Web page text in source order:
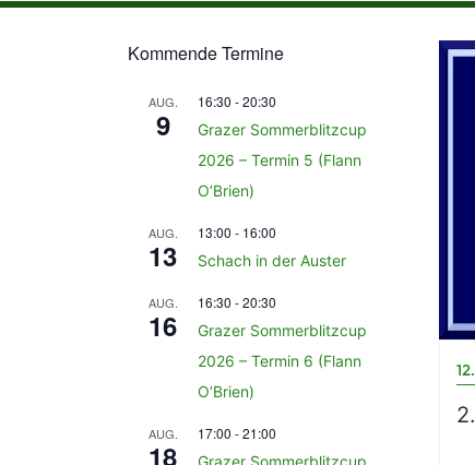
Kommende Termine
AUG.
9
16:30 -20:30
Grazer Sommerblitzcup
2026 – Termin 5 (Flann
O’Brien)
AUG.
13
13:00 - 16:00
Schach in der Auster
AUG.
16
16:30 -20:30
Grazer Sommerblitzcup
2026 – Termin 6 (Flann
O’Brien)
AUG.
18
17:00 -21:00
Grazer Sommerblitzcup